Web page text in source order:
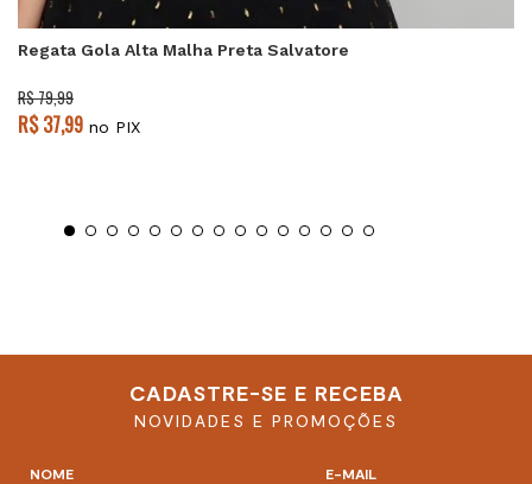
Regata Gola Alta Malha Preta Salvatore
R$ 79,99
R$ 37,99 no PIX
CADASTRE-SE E RECEBA
NOVIDADES E PROMOÇÕES